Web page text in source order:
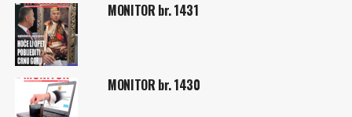
MONITOR br. 1431
MONITOR br. 1430